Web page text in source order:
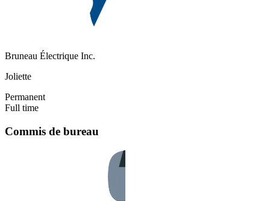
Bruneau Électrique Inc.
Joliette
Permanent
Full time
Commis de bureau